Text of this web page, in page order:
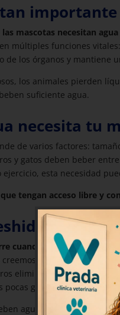
tan
las mascotas necesitan
múltiples funciones
de los órganos y mantiene
los animales pierden
suficiente agua.
necesita tu
de varios factores:
y gatos deben beber entre
ejercicio, esta necesidad
tengan acceso libre y
los
cuando un animal pierde
sobre todo en
eliminan el calor
pocas glándulas.
agua por iniciativa